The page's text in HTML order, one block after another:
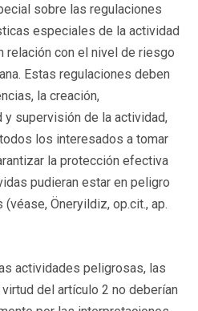
sobre las regulaciones
especiales de la actividad
relación con el nivel de riesgo
Estas regulaciones deben
la creación,
y supervisión de la actividad,
los interesados a tomar
la protección efectiva
pudieran estar en peligro
Öneryildiz, op.cit., ap.
actividades peligrosas, las
del artículo 2 no deberían